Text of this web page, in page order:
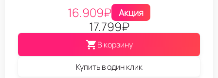
16.909₽ Акция
17.799₽
В корзину
Купить в один клик